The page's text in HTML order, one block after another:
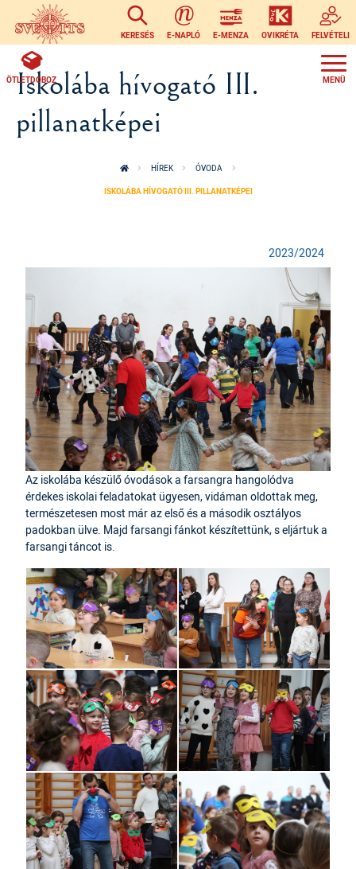
Ugrás a tartalomra
KERESÉS E-NAPLÓ E-MENZA OVIKRÉTA FELVÉTELI
ÖTLETDOBOZ
Iskolába hívogató III.
pillanatképei
HÍREK ÓVODA
ISKOLÁBA HÍVOGATÓ III. PILLANATKÉPEI
2023/2024
Az iskolába készülő óvodások a farsangra hangolódva
érdekes iskolai feladatokat ügyesen, vidáman oldottak meg,
természetesen most már az első és a második osztályos
padokban ülve. Majd farsangi fánkot készítettünk, s eljártuk a
farsangi táncot is.